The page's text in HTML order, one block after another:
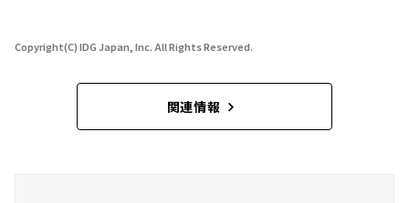
Copyright(C) IDG Japan, Inc. All Rights Reserved.
関連情報